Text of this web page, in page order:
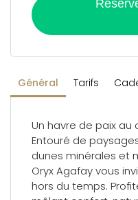
Général Tarifs
Un havre de paix
Entouré de
dunes minérales et
Oryx Agafay vous
hors du temps.